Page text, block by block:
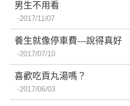
男生不用看
2017/11/07
養生就像停車費---說得真好
2017/07/10
喜歡吃貢丸湯嗎？
2017/06/03